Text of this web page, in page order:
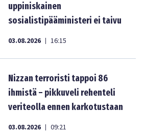
uppiniskainen
sosialistipääministeri ei taivu
03.08.2026 | 16:15
Nizzan terroristi tappoi 86
ihmistä – pikkuveli rehenteli
veriteolla ennen karkotustaan
03.08.2026 | 09:21